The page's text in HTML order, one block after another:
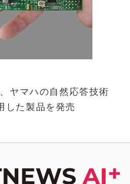
ヤマハの自然応答技術
した製品を発売